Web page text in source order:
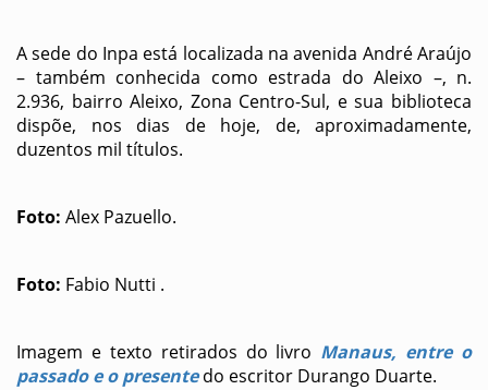
A sede do Inpa está localizada na avenida André Araújo
– também conhecida como estrada do Aleixo –, n.
2.936, bairro Aleixo, Zona Centro-Sul, e sua biblioteca
dispõe, nos dias de hoje, de, aproximadamente,
duzentos mil títulos.
Foto: Alex Pazuello.
Foto: Fabio Nutti .
Imagem e texto retirados do livro Manaus, entre o
passado e o presentedo escritor Durango Duarte.